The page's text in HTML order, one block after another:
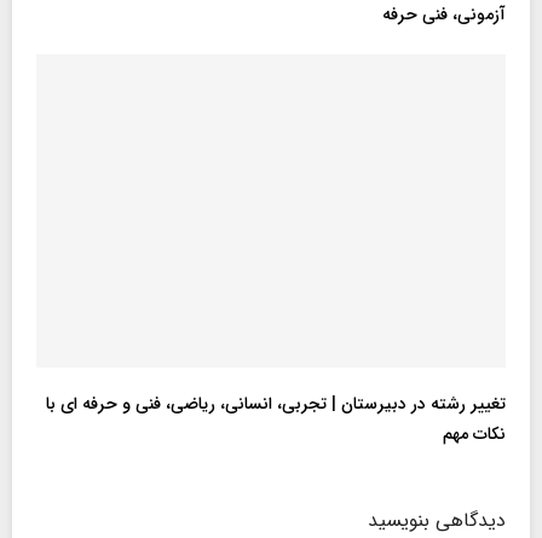
آزمونی، فنی حرفه
تغییر رشته در دبیرستان | تجربی، انسانی، ریاضی، فنی و حرفه ای با
نکات مهم
دیدگاهی بنویسید